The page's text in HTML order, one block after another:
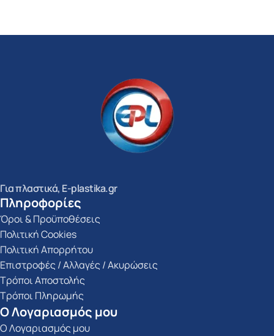
Για πλαστικά, E-plastika.gr
Πληροφορίες
Όροι & Προϋποθέσεις
Πολιτική Cookies
Πολιτική Απορρήτου
Επιστροφές / Αλλαγές / Ακυρώσεις
Τρόποι Αποστολής
Τρόποι Πληρωμής
Ο Λογαριασμός μου
Ο Λογαριασμός μου